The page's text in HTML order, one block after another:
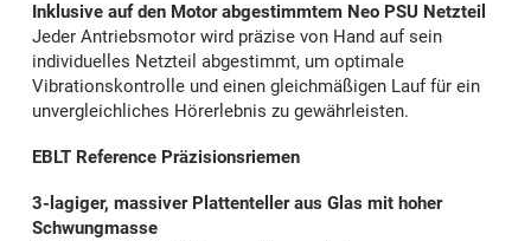
Inklusive auf den Motor abgestimmtem Neo PSU Netzteil
Jeder Antriebsmotor wird präzise von Hand auf sein
individuelles Netzteil abgestimmt, um optimale
Vibrationskontrolle und einen gleichmäßigen Lauf für ein
unvergleichliches Hörerlebnis zu gewährleisten.
EBLT Reference Präzisionsriemen
3-lagiger, massiver Plattenteller aus Glas mit hoher
Schwungmasse